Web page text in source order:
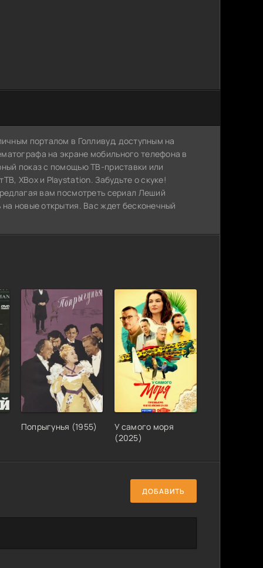
порталом в Голливуд, доступным на
на экране мобильного телефона в
показ с помощью ТВ-приставки или
XBox и Playstation. Забудьте о скуке!
вам посмотреть сериал Леший
новые открытия. Вас ждет бесконечный
Попрыгунья (1955)
У самого моря
(2025)
ДОБАВИТЬ